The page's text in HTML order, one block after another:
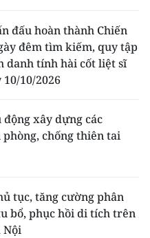
đấu hoàn thành Chiến
đêm tìm kiếm, quy tập
danh tính hài cốt liệt sĩ
10/2026
động xây dựng các
chống thiên tai
tục, tăng cường phân
bổ, phục hồi di tích trên
Nội